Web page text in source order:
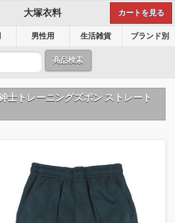
大塚衣料 カートを見る
男性用 生活雑貨 ブランド別
商品検索
士トレーニングズボン ストレート